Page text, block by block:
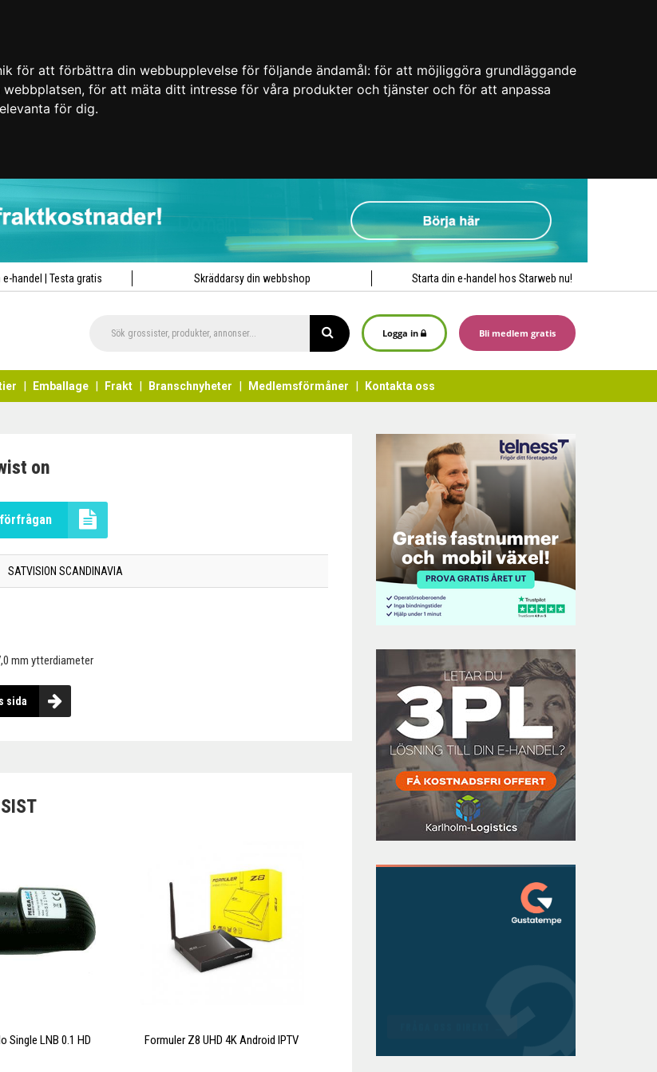
för att förbättra din webbupplevelse för följande ändamål: för att möjliggöra grundläggande
, för att mäta ditt intresse för våra produkter och tjänster och för att anpassa
för dig.
handel | Testa gratis Skräddarsy din webbshop Starta din e-handel hos Starweb nu!
Logga in Bli medlem gratis
Emballage Frakt Branschnyheter Medlemsförmåner Kontakta oss
on
SATVISION SCANDINAVIA
mm ytterdiameter
sida
Single LNB 0.1 HD Formuler Z8 UHD 4K Android IPTV